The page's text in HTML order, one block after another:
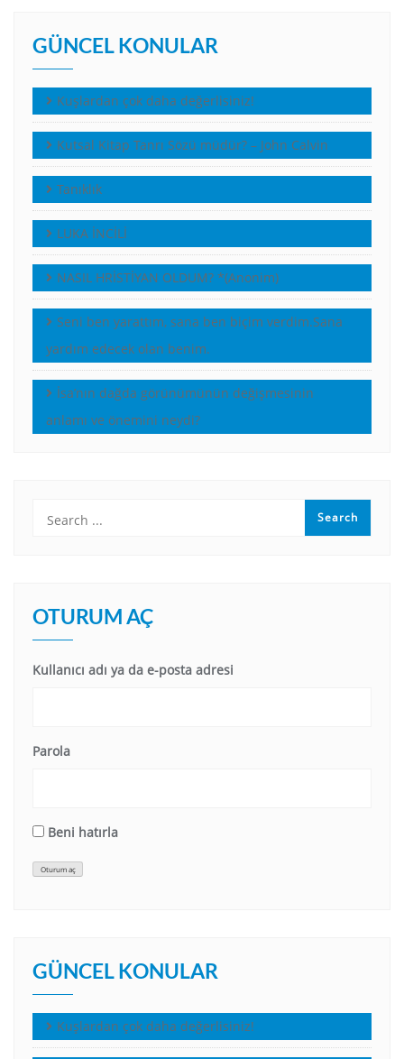
GÜNCEL KONULAR
Kuşlardan çok daha değerlisiniz!
Kutsal Kitap Tanrı Sözü müdür? – John Calvin
Tanıklık
LUKA İNCİLİ
NASIL HRİSTİYAN OLDUM? *(Anonim)
Seni ben yarattım, sana ben biçim verdim.Sana
yardım edecek olan benim.
İsa’nın dağda görünümünün değişmesinin
anlamı ve önemini neydi?
OTURUM AÇ
Kullanıcı adı ya da e-posta adresi
Parola
Beni hatırla
Oturum aç
GÜNCEL KONULAR
Kuşlardan çok daha değerlisiniz!